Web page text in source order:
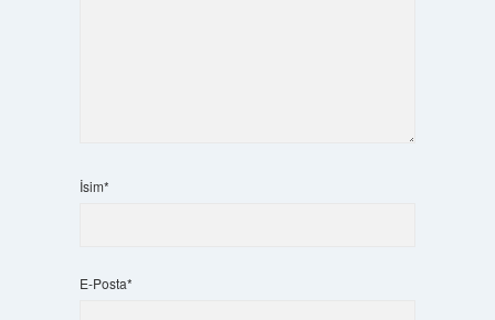
İsim*
E-Posta*